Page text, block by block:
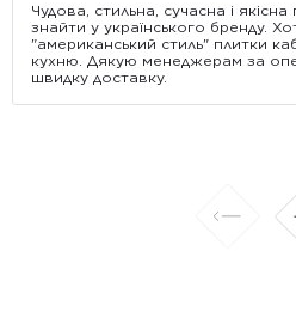
Чудова, стильна, сучасна і
знайти у українського бренду.
"американський стиль" плитки
кухню. Дякую менеджерам за
швидку доставку.